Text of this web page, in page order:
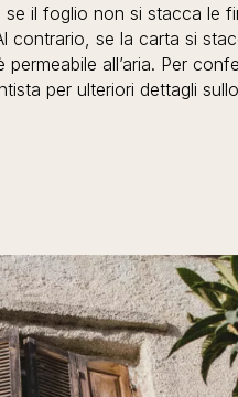
il foglio non si stacca le
contrario, se la carta si
all’aria. Per
per ulteriori dettagli